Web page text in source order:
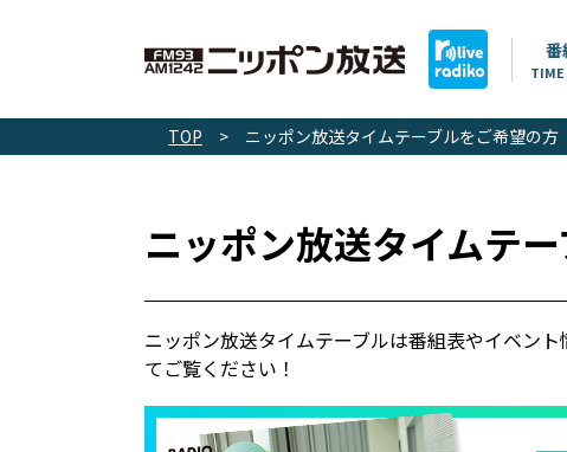
番
TIME
TOP > ニッポン放送タイムテーブルをご希望の方
ニッポン放送タイムテ
ニッポン放送タイムテーブルは番組表やイベン
てご覧ください！